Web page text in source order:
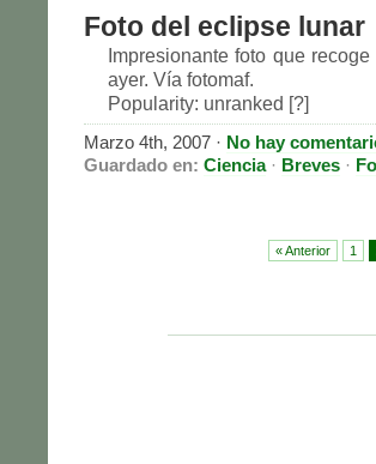
Foto del eclipse lunar
Impresionante foto que
ayer. Vía fotomaf.
Popularity: unranked [?]
Marzo 4th, 2007 · No hay
Guardado en: Ciencia· Breves ·
« Anterior 1